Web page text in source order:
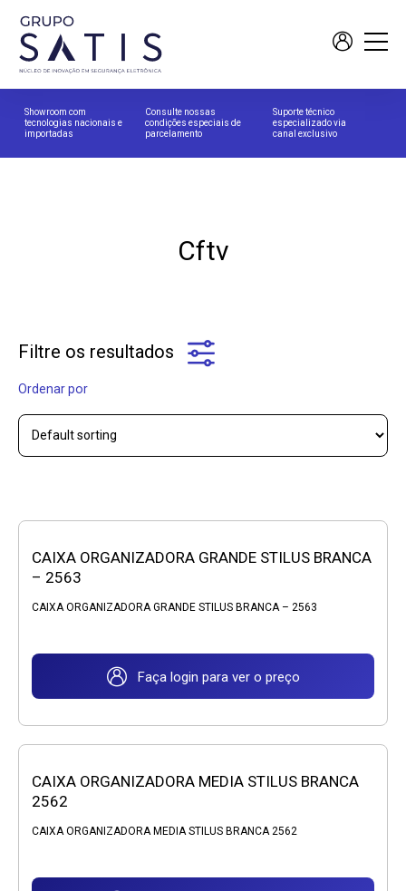
Showroom com
tecnologias nacionais e
importadas
Consulte nossas
condições especiais de
parcelamento
Suporte técnico
especializado via
canal exclusivo
Cftv
Filtre os resultados
Ordenar por
CAIXA ORGANIZADORA GRANDE STILUS BRANCA
– 2563
CAIXA ORGANIZADORA GRANDE STILUS BRANCA – 2563
Faça login para ver o preço
CAIXA ORGANIZADORA MEDIA STILUS BRANCA
2562
CAIXA ORGANIZADORA MEDIA STILUS BRANCA 2562